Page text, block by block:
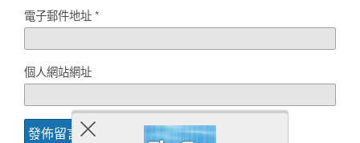
電子郵件地址*
個人網站網址